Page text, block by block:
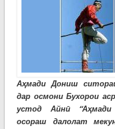
Аҳмади Дониш
дар осмони Бухорои
устод Айнӣ “Аҳмади
осораш далолат